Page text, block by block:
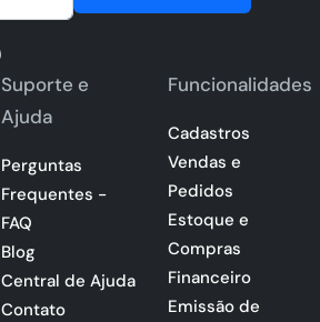
Suporte e
Ajuda
Perguntas
Frequentes -
FAQ
Blog
Central de Ajuda
Contato
Funcionalidades
Cadastros
Vendas e
Pedidos
Estoque e
Compras
Financeiro
Emissão de